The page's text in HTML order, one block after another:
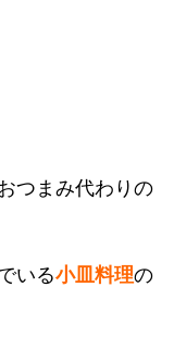
つまみ代わりの
いる小皿料理の